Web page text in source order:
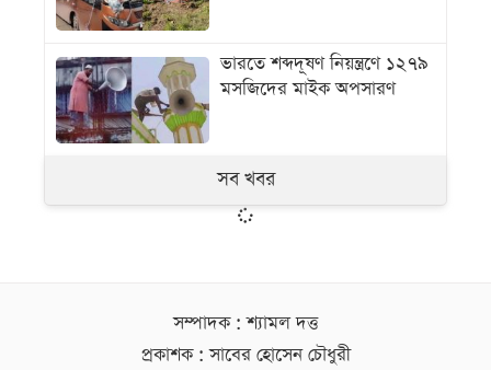
ভারতে শব্দদূষণ নিয়ন্ত্রণে ১২৭৯
মসজিদের মাইক অপসারণ
সব খবর
সম্পাদক : শ্যামল দত্ত
প্রকাশক : সাবের হোসেন চৌধুরী